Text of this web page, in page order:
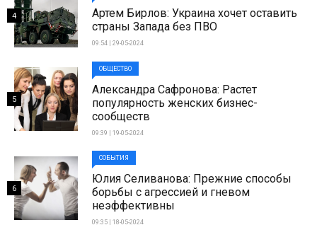
Артем Бирлов: Украина хочет оставить
страны Запада без ПВО
09:54 | 29-05-2024
4
ОБЩЕСТВО
Александра Сафронова: Растет
популярность женских бизнес-
сообществ
09:39 | 19-05-2024
5
СОБЫТИЯ
Юлия Селиванова: Прежние способы
борьбы с агрессией и гневом
неэффективны
09:35 | 18-05-2024
6